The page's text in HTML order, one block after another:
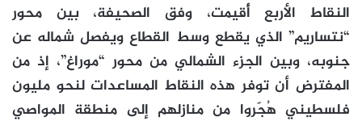
النقاط الأربع أُقيمت، وفق الصحيفة، بين محور
“نتساريم” الذي يقطع وسط القطاع ويفصل شماله عن
جنوبه، وبين الجزء الشمالي من محور “موراغ”، إذ من
المفترض أن توفر هذه النقاط المساعدات لنحو مليون
فلسطيني هُجّروا من منازلهم إلى منطقة المواصي